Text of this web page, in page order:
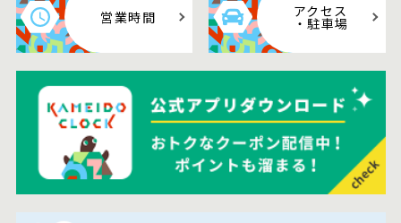
営業時間 アクセス
・駐車場